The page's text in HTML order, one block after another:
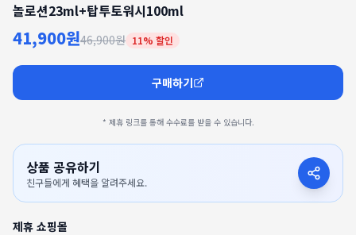
놀로션23ml+탑투토워시100ml
41,900원46,900원 11% 할인
구매하기
* 제휴 링크를 통해 수수료를 받을 수 있습니다.
상품 공유하기
친구들에게 혜택을 알려주세요.
제휴 쇼핑몰